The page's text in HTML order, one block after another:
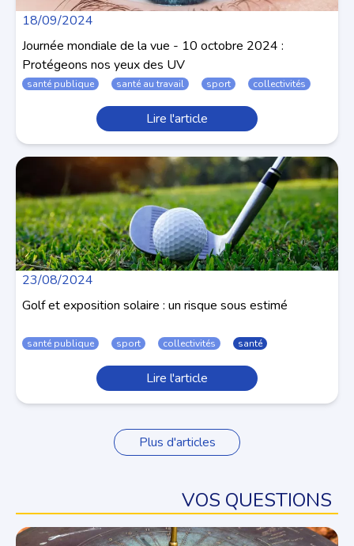
18/09/2024
Journée mondiale de la vue - 10 octobre 2024 :
Protégeons nos yeux des UV
santé publique santé au travail sport collectivités
Lire l'article
23/08/2024
Golf et exposition solaire : un risque sous estimé
santé publique sport collectivités santé
Lire l'article
Plus d'articles
VOS QUESTIONS